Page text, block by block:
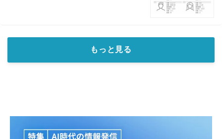
もっと見る